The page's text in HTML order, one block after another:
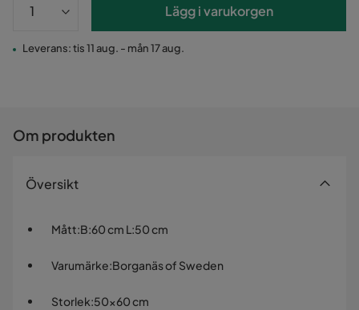
Lägg i varukorgen
Leverans: tis 11 aug. - mån 17 aug.
Om produkten
Översikt
Mått:B:60 cm L:50 cm
Varumärke:Borganäs of Sweden
Storlek:50x60 cm